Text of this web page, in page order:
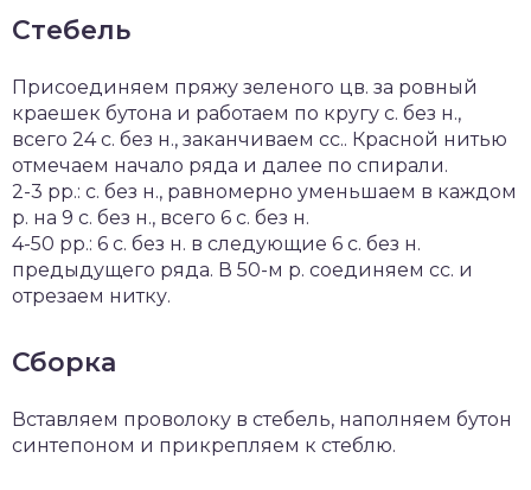
Стебель
Присоединяем пряжу зеленого цв. за ровный
краешек бутона и работаем по кругу с. без н.,
всего 24 с. без н., заканчиваем сс.. Красной нитью
отмечаем начало ряда и далее по спирали.
2-3 рр.: с. без н., равномерно уменьшаем в каждом
р. на 9 с. без н., всего 6 с. без н.
4-50 рр.: 6 с. без н. в следующие 6 с. без н.
предыдущего ряда. В 50-м р. соединяем сс. и
отрезаем нитку.
Сборка
Вставляем проволоку в стебель, наполняем бутон
синтепоном и прикрепляем к стеблю.